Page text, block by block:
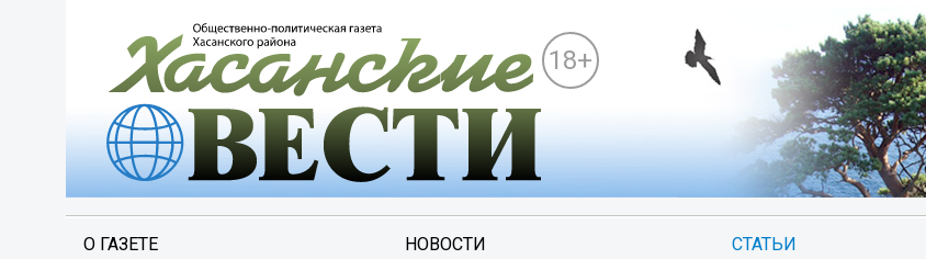
18+
О ГАЗЕТЕ НОВОСТИ СТАТЬИ